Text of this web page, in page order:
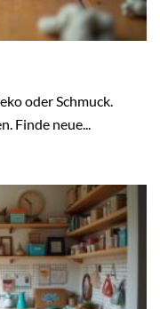
oder Schmuck.
Finde neue...